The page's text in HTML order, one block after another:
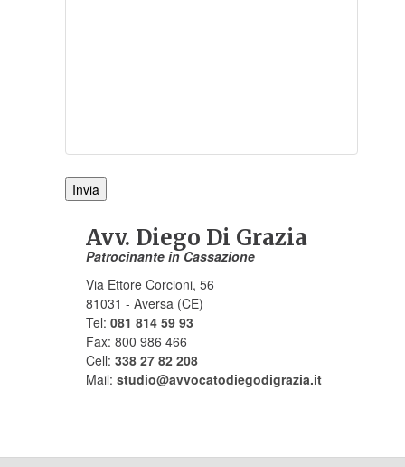
Avv. Diego Di Grazia
Patrocinante in Cassazione
Via Ettore Corcioni, 56
81031 - Aversa (CE)
Tel: 081 814 59 93
Fax: 800 986 466
Cell: 338 27 82 208
Mail: studio@avvocatodiegodigrazia.it